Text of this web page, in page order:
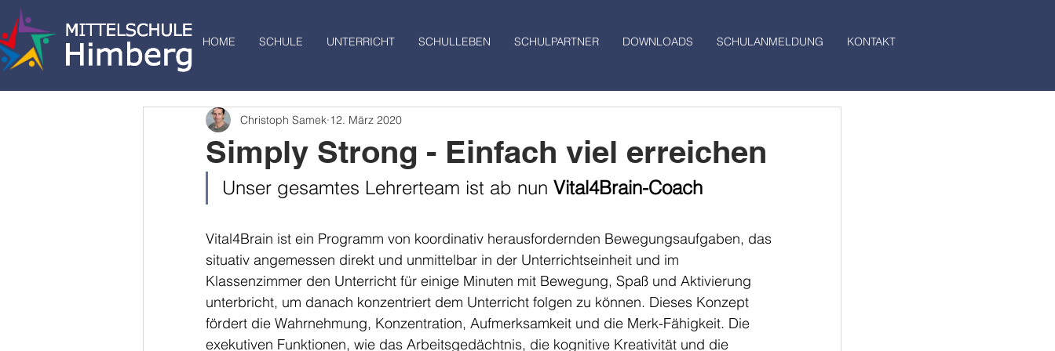
HOME SCHULE UNTERRICHT SCHULLEBEN SCHULPARTNER DOWNLOADS SCHULANMELDUNG KONTAKT
Simply Strong - Einfach viel erreichen
Christoph Samek 12. März 2020
Unser gesamtes Lehrerteam ist ab nun Vital4Brain-Coach
Vital4Brain ist ein Programm von koordinativ herausfordernden Bewegungsaufgaben, das
situativ angemessen direkt und unmittelbar in der Unterrichtseinheit und im
Klassenzimmer den Unterricht für einige Minuten mit Bewegung, Spaß und Aktivierung
unterbricht, um danach konzentriert dem Unterricht folgen zu können. Dieses Konzept
fördert die Wahrnehmung, Konzentration, Aufmerksamkeit und die Merk-Fähigkeit. Die
exekutiven Funktionen, wie das Arbeitsgedächtnis, die kognitive Kreativität und die